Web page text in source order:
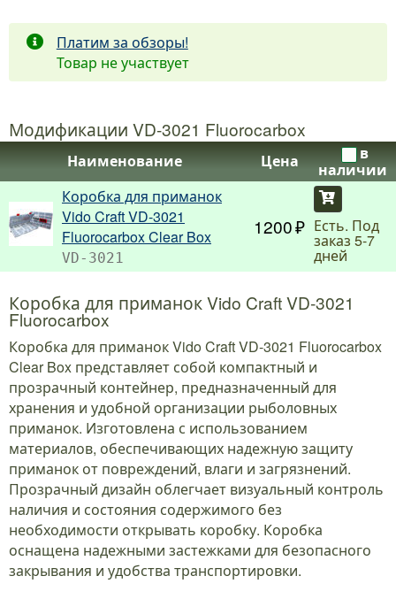
Платим за обзоры!
Товар не участвует
Модификации VD-3021 Fluorocarbox
Наименование Цена
в
наличии
Коробка для приманок
Vido Craft VD-3021
Fluorocarbox Clear Box
VD-3021
1200 Есть. Под
заказ 5-7
дней
Коробка для приманок Vido Craft VD-3021
Fluorocarbox
Коробка для приманок Vido Craft VD-3021 Fluorocarbox
Clear Box представляет собой компактный и
прозрачный контейнер, предназначенный для
хранения и удобной организации рыболовных
приманок. Изготовлена с использованием
материалов, обеспечивающих надежную защиту
приманок от повреждений, влаги и загрязнений.
Прозрачный дизайн облегчает визуальный контроль
наличия и состояния содержимого без
необходимости открывать коробку. Коробка
оснащена надежными застежками для безопасного
закрывания и удобства транспортировки.